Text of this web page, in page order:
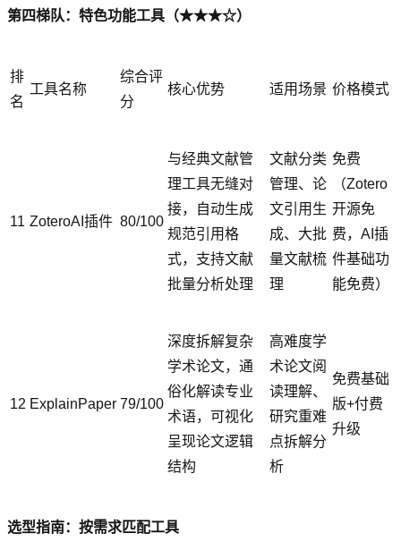
第四梯队：特色功能工具（★★★☆）
排
名
工具名称
综合评
分
核心优势 适用场景 价格模式
11 ZoteroAI插件 80/100
与经典文献管
理工具无缝对
接，自动生成
规范引用格
式，支持文献
批量分析处理
文献分类
管理、论
文引用生
成、大批
量文献梳
理
免费
（Zotero
开源免
费，AI插
件基础功
能免费）
12 ExplainPaper 79/100
深度拆解复杂
学术论文，通
俗化解读专业
术语，可视化
呈现论文逻辑
结构
高难度学
术论文阅
读理解、
研究重难
点拆解分
析
免费基础
版+付费
升级
选型指南：按需求匹配工具